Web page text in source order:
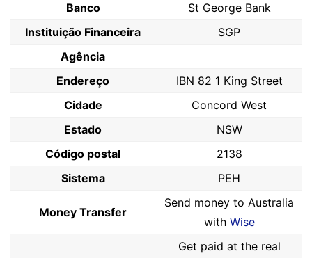
Banco
St George Bank
Instituição Financeira
SGP
Agência
Endereço
IBN 82 1 King Street
Cidade
Concord West
Estado
NSW
Código postal
2138
Sistema
PEH
Money Transfer
Send money to Australia
with Wise
Get paid at the real